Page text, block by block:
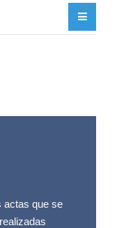
actas que se